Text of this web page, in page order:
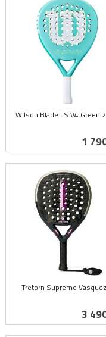
Wilson Blade LS V4 Green
Pris
1
Tretorn Supreme
Pris
3